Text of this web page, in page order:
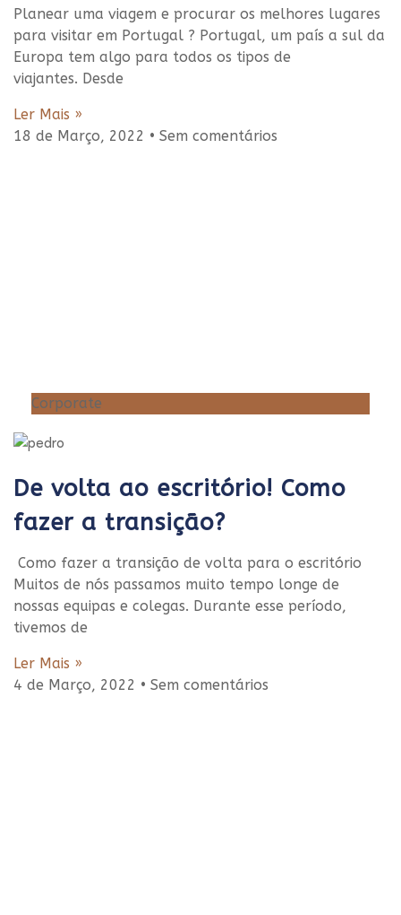
Planear uma viagem e procurar os melhores lugares
para visitar em Portugal ? Portugal, um país a sul da
Europa tem algo para todos os tipos de
viajantes. Desde
Ler Mais »
18 de Março, 2022
Sem comentários
Corporate
De volta ao escritório! Como
fazer a transição?
Como fazer a transição de volta para o escritório
Muitos de nós passamos muito tempo longe de
nossas equipas e colegas. Durante esse período,
tivemos de
Ler Mais »
4 de Março, 2022
Sem comentários